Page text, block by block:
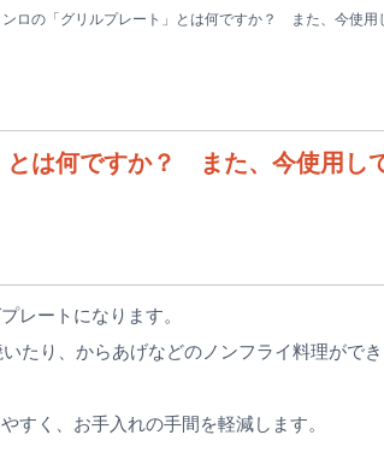
ンロの「グリルプレート」とは何ですか？ また、今使用
とは何ですか？ また、今使用し
レートになります。
たり、からあげなどのノンフライ料理がで
すく、お手入れの手間を軽減します。